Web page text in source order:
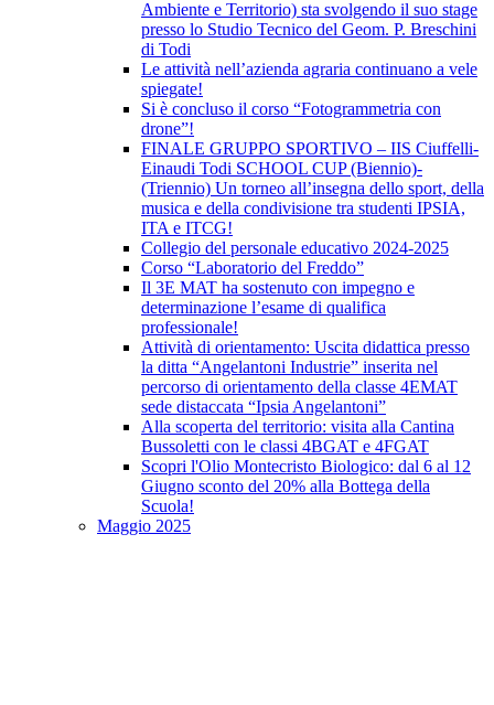
Ambiente e Territorio) sta svolgendo il suo stage
presso lo Studio Tecnico del Geom. P. Breschini
di Todi
Le attività nell’azienda agraria continuano a vele
spiegate!
Si è concluso il corso “Fotogrammetria con
drone”!
FINALE GRUPPO SPORTIVO – IIS Ciuffelli-
Einaudi Todi SCHOOL CUP (Biennio)-
(Triennio) Un torneo all’insegna dello sport, della
musica e della condivisione tra studenti IPSIA,
ITA e ITCG!
Collegio del personale educativo 2024-2025
Corso “Laboratorio del Freddo”
Il 3E MAT ha sostenuto con impegno e
determinazione l’esame di qualifica
professionale!
Attività di orientamento: Uscita didattica presso
la ditta “Angelantoni Industrie” inserita nel
percorso di orientamento della classe 4EMAT
sede distaccata “Ipsia Angelantoni”
Alla scoperta del territorio: visita alla Cantina
Bussoletti con le classi 4BGAT e 4FGAT
Scopri l'Olio Montecristo Biologico: dal 6 al 12
Giugno sconto del 20% alla Bottega della
Scuola!
Maggio 2025